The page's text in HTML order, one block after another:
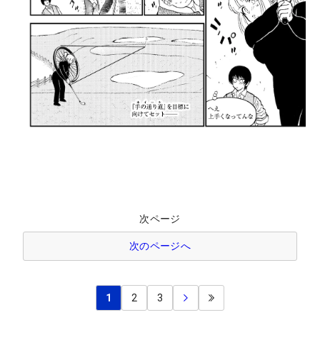
次ページ
次のページへ
1 2 3